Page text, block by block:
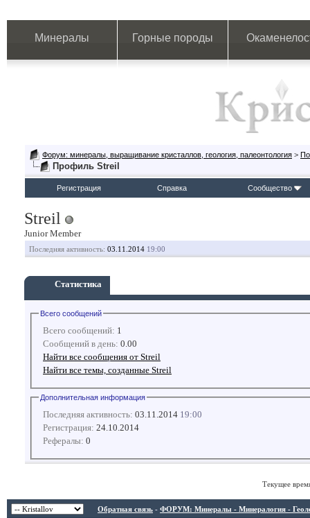
Минералы Горные породы
Форум: минералы, выращивание кристаллов, геология, палеонтология >
Профиль Streil
Регистрация Справка Сообщество
Streil
Junior Member
Последняя активность: 03.11.2014 19:00
Статистика
Всего сообщений
Всего сообщений: 1
Сообщений в день: 0.00
Найти все сообщения от Streil
Найти все темы, созданные Streil
Дополнительная информация
Последняя активность: 03.11.2014 19:00
Регистрация: 24.10.2014
Рефералы: 0
Текущее
Обратная связь - ФОРУМ: Минералы - Минералогия -